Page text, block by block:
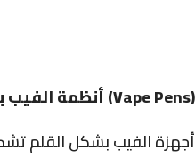
أنظمة الفيب بشكل القلم (Vape Pens)
.أجهزة الفيب بشكل القلم